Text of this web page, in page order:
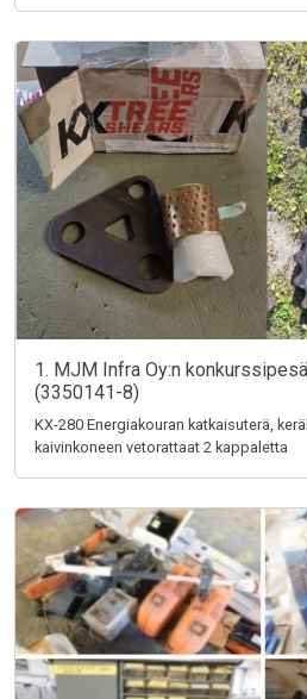
1. MJM Infra Oy:n
(3350141-8)
KX-280 Energiakouran katkaisuterä,
kaivinkoneen vetorattaat 2 kappaletta